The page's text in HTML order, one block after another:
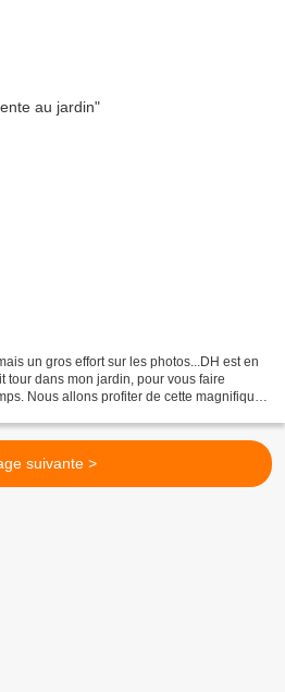
un gros effort sur les photos...DH est en
tour dans mon jardin, pour vous faire
Nous allons profiter de cette magnifique
suivante >